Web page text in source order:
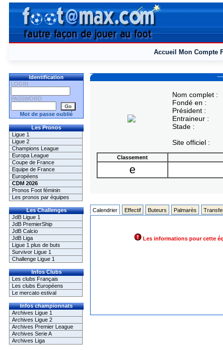
Accueil Mon Compte
Identification
LOGIN
PASSWORD
Mot de passe oublié
Les Pronos
Ligue 1
Ligue 2
Champions League
Europa League
Coupe de France
Equipe de France
Européens
CDM 2026
Pronos Foot féminin
Les pronos par équipes
Les Challenges
JdB Ligue 1
JdB PremierShip
JdB Calcio
JdB Liga
Ligue 1 plus de buts
Survivor Ligue 1
Challenge Ligue 1
Infos Clubs
Les clubs Français
Les clubs Européens
Le mercato estival
Infos championnats
Archives Ligue 1
Archives Ligue 2
Archives Premier League
Archives Serie A
Archives Liga
Nom complet :
Fondé en :
Président :
Entraineur :
Stade :
Site officiel :
Classement
e
Calendrier Effectif Buteurs Palmarès
Les informations pour cette